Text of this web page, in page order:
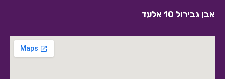
אבן גבירול 10 אלעד